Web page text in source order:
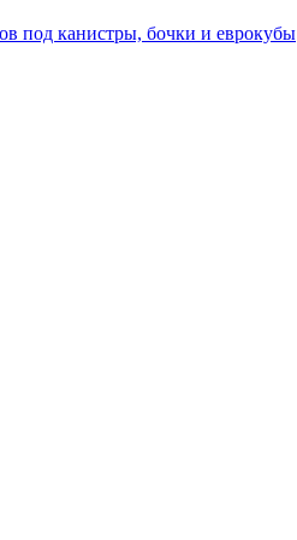
под канистры, бочки и еврокубы